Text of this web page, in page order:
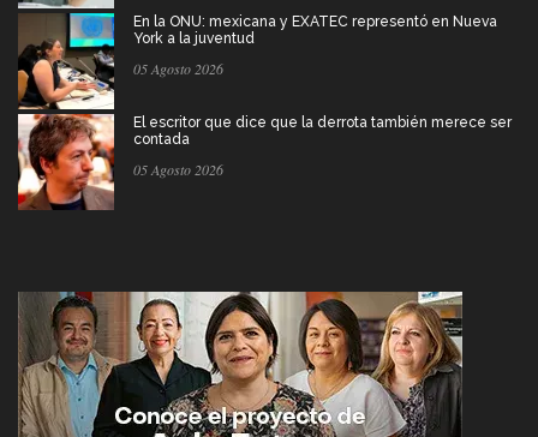
En la ONU: mexicana y EXATEC representó en Nueva
York a la juventud
05 Agosto 2026
El escritor que dice que la derrota también merece ser
contada
05 Agosto 2026